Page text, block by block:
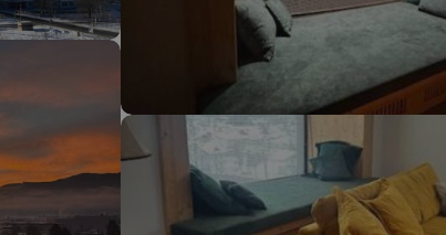
ha perdido el norte. En cuanto encuentre su brújula vuelve.